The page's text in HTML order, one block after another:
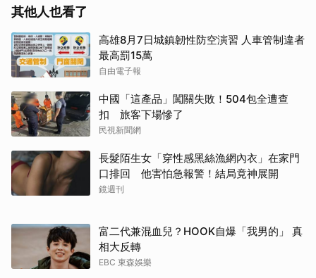
其他人也看了
高雄8月7日城鎮韌性防空演習 人車管制違者
最高罰15萬
自由電子報
中國「這產品」闖關失敗！504包全遭查
扣 旅客下場慘了
民視新聞網
長髮陌生女「穿性感黑絲漁網內衣」在家門
口排回 他害怕急報警！結局竟神展開
鏡週刊
富二代兼混血兒？HOOK自爆「我男的」 真
相大反轉
EBC 東森娛樂